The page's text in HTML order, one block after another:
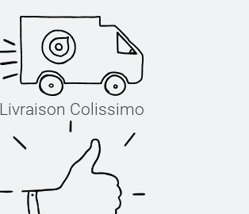
Livraison Colissimo